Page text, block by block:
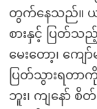
တွက်နေသည်။ ယ
စားနှင့် ပြတ်သ
မေးတော့၊ ကျ
ပြတ်သွားရတ
ဘူး၊ ကျနော် စိ